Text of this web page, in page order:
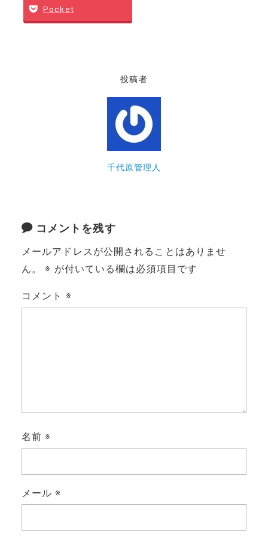
Pocket
投稿者
千代原管理人
コメントを残す
メールアドレスが公開されることはありませ
ん。
※ が付いている欄は必須項目です
コメント ※
名前※
メール※